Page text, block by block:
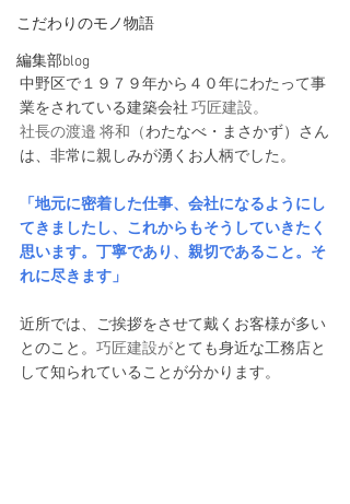
こだわりのモノ物語
編集部blog
中野区で１９７９年から４０年にわたって事
業をされている建築会社 巧匠建設。
社長の渡邉 将和（わたなべ・まさかず）さん
は、非常に親しみが湧くお人柄でした。
「地元に密着した仕事、会社になるようにし
てきましたし、これからもそうしていきたく
思います。丁寧であり、親切であること。そ
れに尽きます」
近所では、ご挨拶をさせて戴くお客様が多い
とのこと。 巧匠建設がとても身近な工務店と
して知られていることが分かります。